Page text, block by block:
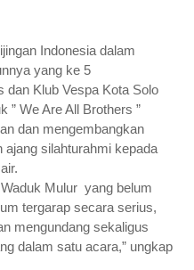
Indonesia dalam
yang ke 5
dan Klub Vespa Kota Solo
” We Are All Brothers ”
dan mengembangkan
ajang silahturahmi kepada
Mulur yang belum
tergarap secara serius,
mengundang sekaligus
dalam satu acara,” ungkap